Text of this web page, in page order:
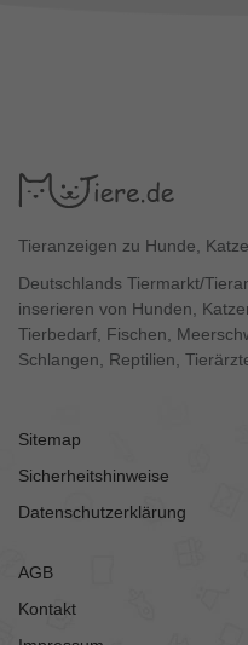
Tieranzeigen zu Hunde,
Deutschlands Tiermarkt/
inserieren von Hunden,
Tierbedarf, Fischen,
Schlangen, Reptilien,
Sitemap
Sicherheitshinweise
Datenschutzerklärung
AGB
Kontakt